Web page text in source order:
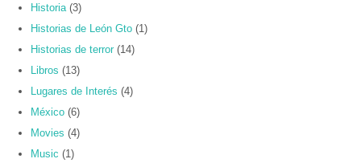
Historia (3)
Historias de León Gto (1)
Historias de terror (14)
Libros (13)
Lugares de Interés (4)
México (6)
Movies (4)
Music (1)